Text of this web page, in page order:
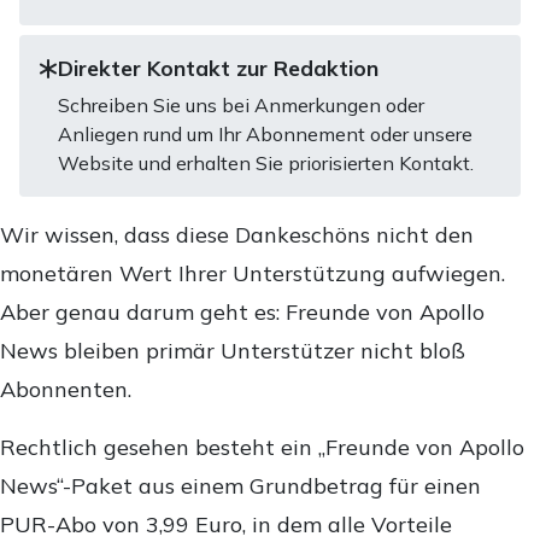
Direkter Kontakt zur Redaktion
Schreiben Sie uns bei Anmerkungen oder
Anliegen rund um Ihr Abonnement oder unsere
Website und erhalten Sie priorisierten Kontakt.
Wir wissen, dass diese Dankeschöns nicht den
monetären Wert Ihrer Unterstützung aufwiegen.
Aber genau darum geht es: Freunde von Apollo
News bleiben primär Unterstützer nicht bloß
Abonnenten.
Rechtlich gesehen besteht ein „Freunde von Apollo
News“-Paket aus einem Grundbetrag für einen
PUR-Abo von 3,99 Euro, in dem alle Vorteile